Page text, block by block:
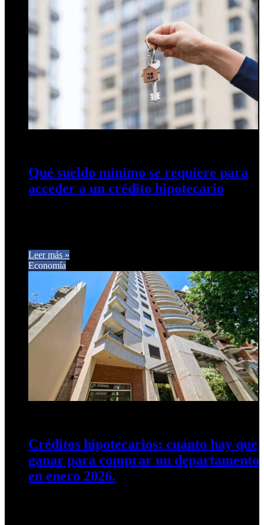
Qué sueldo mínimo se requiere para
acceder a un crédito hipotecario
Leer más »
Economía
Créditos hipotecarios: cuánto hay que
ganar para comprar un departamento
en enero 2026.